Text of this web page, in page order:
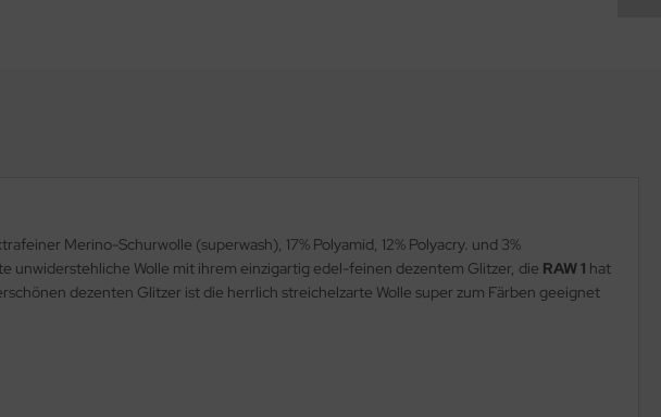
Merino-Schurwolle (superwash), 17% Polyamid, 12% Polyacry. und 3%
unwiderstehliche Wolle mit ihrem einzigartig edel-feinen dezentem Glitzer, die RAW 1 hat
dezenten Glitzer ist die herrlich streichelzarte Wolle super zum Färben geeignet